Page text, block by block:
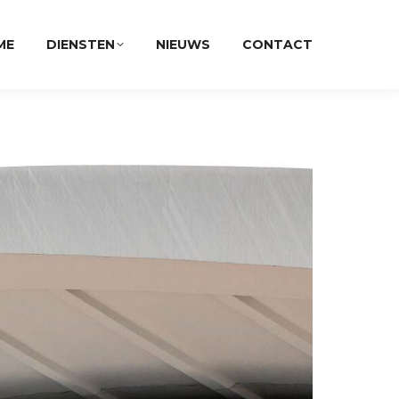
DIENSTEN NIEUWS CONTACT